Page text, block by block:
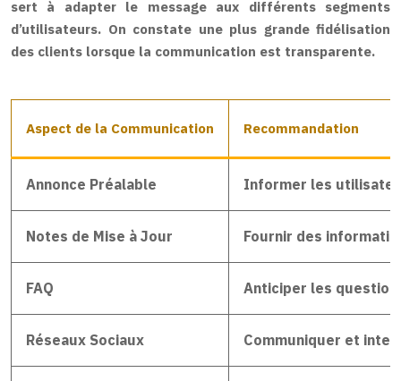
sert à adapter le message aux différents segments
d’utilisateurs. On constate une plus grande fidélisation
des clients lorsque la communication est transparente.
Aspect de la Communication Recommandation
Annonce Préalable Informer les
Notes de Mise à Jour Fournir des
FAQ Anticiper les
Réseaux Sociaux Communiquer et